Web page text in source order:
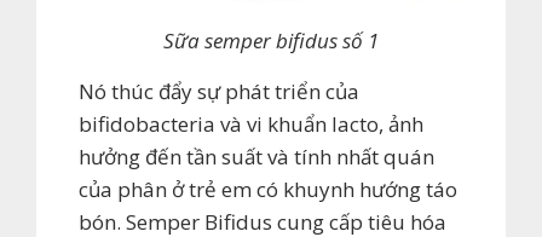
Sữa semper bifidus số 1
Nó thúc đẩy sự phát triển của
bifidobacteria và vi khuẩn lacto, ảnh
hưởng đến tần suất và tính nhất quán
của phân ở trẻ em có khuynh hướng táo
bón. Semper Bifidus cung cấp tiêu hóa